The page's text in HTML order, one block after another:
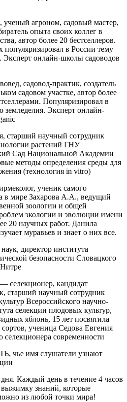
агроном, садовый мастер,
опыта своих коллег в
автор более 20 бестселлеров.
в России тему
Эксперт онлайн-школы садоводов
садовод-практик, создатель
садовом участке, автор более
Популяризировал в
земледелия. Эксперт онлайн-
научный сотрудник
растений ГНУ
Сад Национальной Академии
методы определения среды для
(технология in vitro)
ученик самого
в мире Захарова А.А., ведущий
зоологии и общей
экологии и эволюции имени
20 научных работ. Данила
муравьев и знает о них все.
директор института
безопасности Словацкого
Нитре
кандидат
старший научный сотрудник
Всероссийского научно-
селекции плодовых культур,
яблонь, 15 лет посвятила
ученица Седова Евгения
современности
имя слушатели узнают
Каждый день в течение 4 часов
выжимку знаний, которые
из любой точки мира!